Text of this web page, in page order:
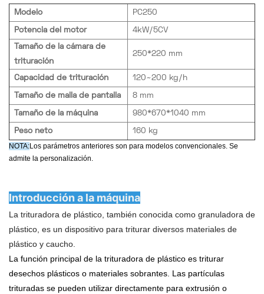
Modelo PC250
Potencia del motor 4kW/5CV
Tamaño de la cámara de
trituración
250*220 mm
Capacidad de trituración 120~200 kg/h
Tamaño de malla de pantalla 8 mm
Tamaño de la máquina 980*670*1040 mm
Peso neto 160 kg
NOTA:Los parámetros anteriores son para modelos convencionales. Se
admite la personalización.
Introducción a la máquina
La trituradora de plástico, también conocida como granuladora de
plástico, es un dispositivo para triturar diversos materiales de
plástico y caucho.
La función principal de la trituradora de plástico es triturar
desechos plásticos o materiales sobrantes. Las partículas
trituradas se pueden utilizar directamente para extrusión o